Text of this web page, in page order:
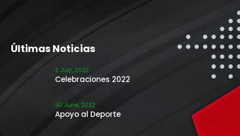
Últimas Noticias
2 July, 2022
Celebraciones 2022
30 June, 2022
Apoyo al Deporte